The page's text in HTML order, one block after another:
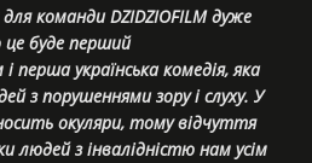
команди DZIDZIOFILM дуже
це буде перший
українська комедія, яка
з порушеннями зору і слуху. У
окуляри, тому відчуття
людей з інвалідністю нам усім